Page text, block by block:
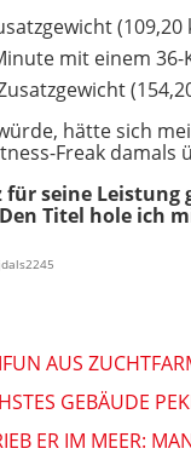
(109,20
mit einem 36-
hätte sich
Freak damals
für seine
Titel hole ich
AUS
GEBÄUDE
ER IM MEER: